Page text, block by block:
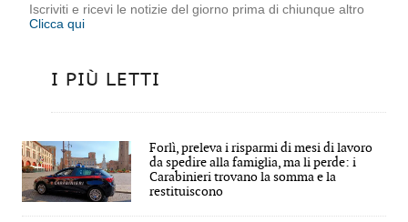
Iscriviti e ricevi le notizie del giorno prima di chiunque altro
Clicca qui
I PIÙ LETTI
Forlì, preleva i risparmi di mesi di lavoro
da spedire alla famiglia, ma li perde: i
Carabinieri trovano la somma e la
restituiscono